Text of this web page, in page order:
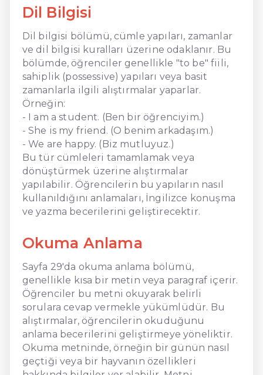
Dil Bilgisi
Dil bilgisi bölümü, cümle yapıları, zamanlar
ve dil bilgisi kuralları üzerine odaklanır. Bu
bölümde, öğrenciler genellikle "to be" fiili,
sahiplik (possessive) yapıları veya basit
zamanlarla ilgili alıştırmalar yaparlar.
Örneğin:
- I am a student. (Ben bir öğrenciyim.)
- She is my friend. (O benim arkadaşım.)
- We are happy. (Biz mutluyuz.)
Bu tür cümleleri tamamlamak veya
dönüştürmek üzerine alıştırmalar
yapılabilir. Öğrencilerin bu yapıların nasıl
kullanıldığını anlamaları, İngilizce konuşma
ve yazma becerilerini geliştirecektir.
Okuma Anlama
Sayfa 29'da okuma anlama bölümü,
genellikle kısa bir metin veya paragraf içerir.
Öğrenciler bu metni okuyarak belirli
sorulara cevap vermekle yükümlüdür. Bu
alıştırmalar, öğrencilerin okuduğunu
anlama becerilerini geliştirmeye yöneliktir.
Okuma metninde, örneğin bir günün nasıl
geçtiği veya bir hayvanın özellikleri